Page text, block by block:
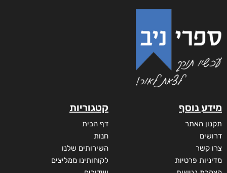
מידע נוסף
תקנון האתר
דרושים
צרו קשר
מדיניות פרטיות
קטגוריות
דף הבית
חנות
השירותים שלנו
לקוחותינו ממליצים